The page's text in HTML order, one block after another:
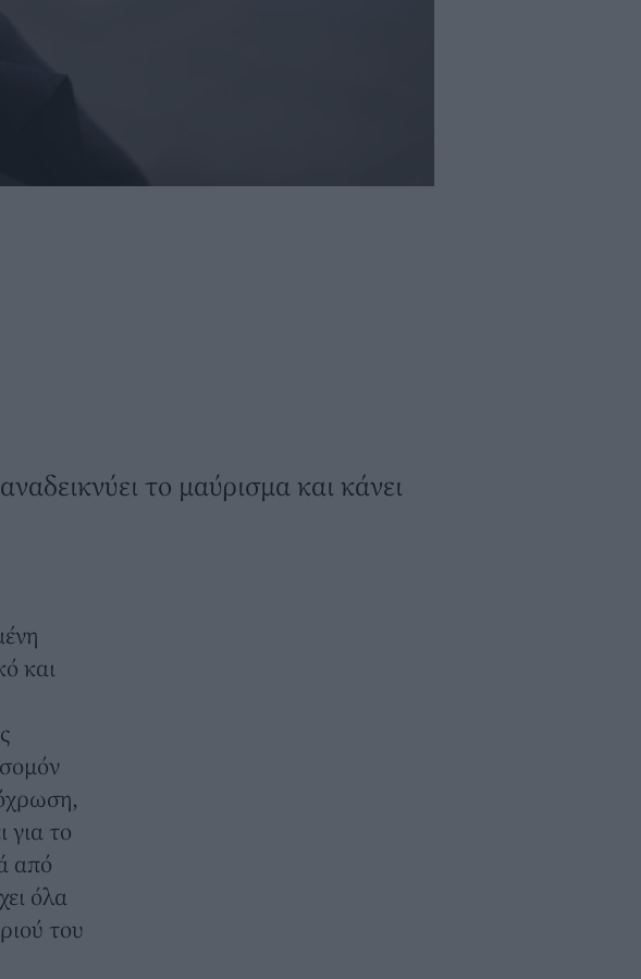
το μαύρισμα και κάνει
και
για το
από
όλα
του